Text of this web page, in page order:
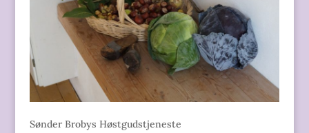
Sønder Brobys Høstgudstjeneste